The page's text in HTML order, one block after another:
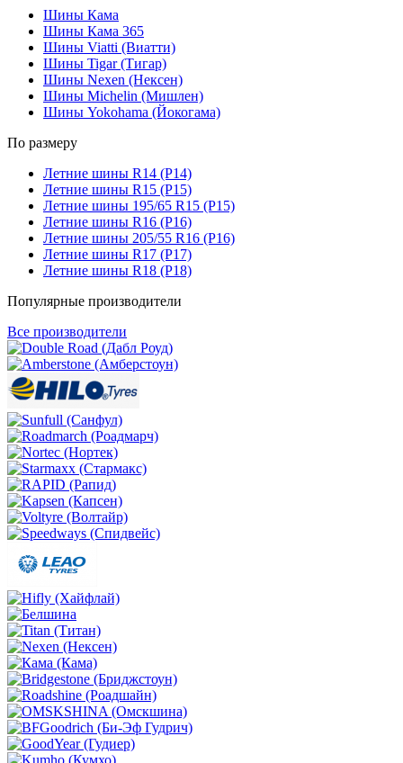
Шины Кама
Шины Кама 365
Шины Viatti (Виатти)
Шины Tigar (Тигар)
Шины Nexen (Нексен)
Шины Michelin (Мишлен)
Шины Yokohama (Йокогама)
По размеру
Летние шины R14 (Р14)
Летние шины R15 (Р15)
Летние шины 195/65 R15 (Р15)
Летние шины R16 (Р16)
Летние шины 205/55 R16 (Р16)
Летние шины R17 (Р17)
Летние шины R18 (Р18)
Популярные производители
Все производители